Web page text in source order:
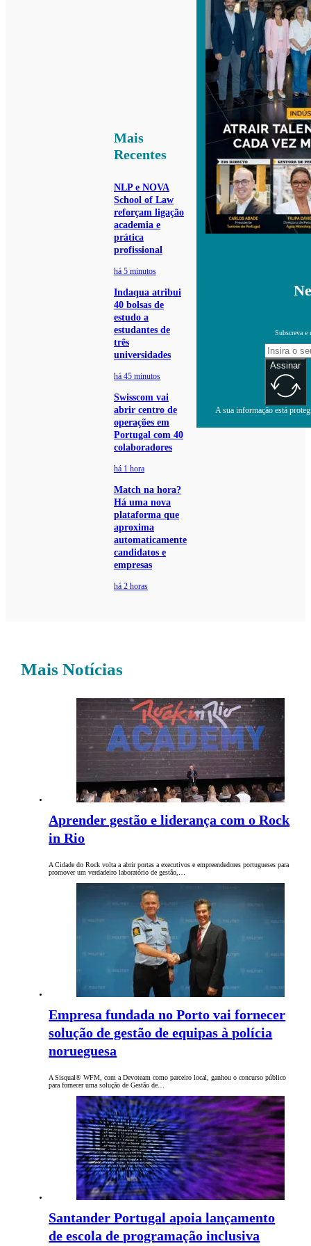
Mais
Recentes
NLP e NOVA
School of Law
reforçam ligação
academia e
prática
profissional
há 5 minutos
Indaqua atribui
40 bolsas de
estudo a
estudantes de
três
universidades
há 45 minutos
Swisscom vai
abrir centro de
operações em
Portugal com 40
colaboradores
há 1 hora
Match na hora?
Há uma nova
plataforma que
aproxima
automaticamente
candidatos e
empresas
há 2 horas
Subscreva e
Assinar
A sua informação está
Mais Notícias
Aprender gestão e liderança com o Rock
in Rio
A Cidade do Rock volta a abrir portas a executivos e empreendedores portugueses para
promover um verdadeiro laboratório de gestão,…
Empresa fundada no Porto vai fornecer
solução de gestão de equipas à polícia
norueguesa
A Sisqual® WFM, com a Devoteam como parceiro local, ganhou o concurso público
para fornecer uma solução de Gestão de…
Santander Portugal apoia lançamento
de escola de programação inclusiva